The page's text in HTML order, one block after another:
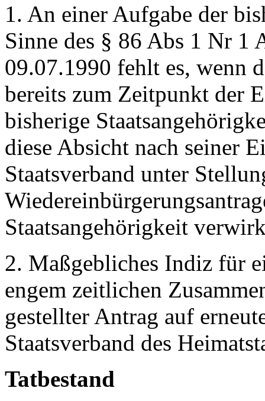
1. An einer Aufgabe der
Sinne des § 86 Abs 1 Nr
09.07.1990 fehlt es, wenn
bereits zum Zeitpunkt der
bisherige
diese Absicht nach seiner
Staatsverband unter
Staatsangehörigkeit
2. Maßgebliches Indiz für
engem zeitlichen
gestellter Antrag auf
Staatsverband des
Tatbestand